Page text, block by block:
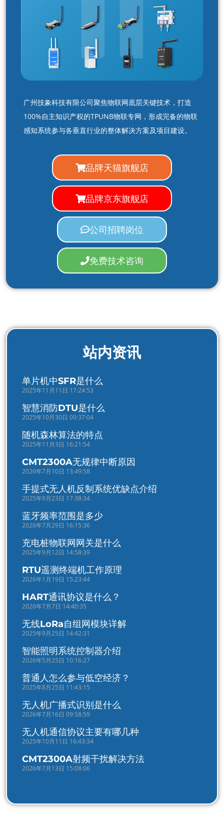
广州技象科技有限公司聚焦物联网底层关键技术，打造
100%自主知识产权的TPUNB物联专网，形成完备的物联
感知系统参与各垂直行业的整体解决方案及项目建设。
品牌天猫旗舰店
品牌京东旗舰店
公司招聘岗位
免费技术咨询
站内资讯
单片机中SFR是什么
2025年11月11日 17:24:53
智慧消防DTU是什么
2025年10月30日 09:37:04
随机森林算法的特点
2025年11月3日 16:21:54
CMT2300A无规律中断原因
2026年7月10日 13:49:58
手提式无人机反制系统优缺点介绍
2025年9月23日 17:38:34
蓝牙频率范围是多少
2026年7月29日 16:15:36
充电桩物联网网关是什么
2025年9月12日 14:58:39
RTU遥测终端机工作原理
2026年1月19日 15:23:44
HART通讯协议是什么？
2026年7月7日 14:40:35
无线LoRa自组网模块详解
2025年9月25日 14:42:31
智能照明系统控制器介绍
2026年5月25日 10:16:27
普通人怎么参与低空经济？
2025年8月25日 11:43:15
无人机广播式识别是什么
2026年7月16日 09:58:59
无人机通信协议主要有哪几种
2025年10月11日 16:43:34
CMT2300A射频干扰解决方法
2026年7月13日 15:08:06